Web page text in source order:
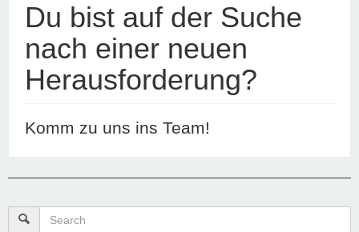
Du bist auf der Suche
nach einer neuen
Herausforderung?
Komm zu uns ins Team!